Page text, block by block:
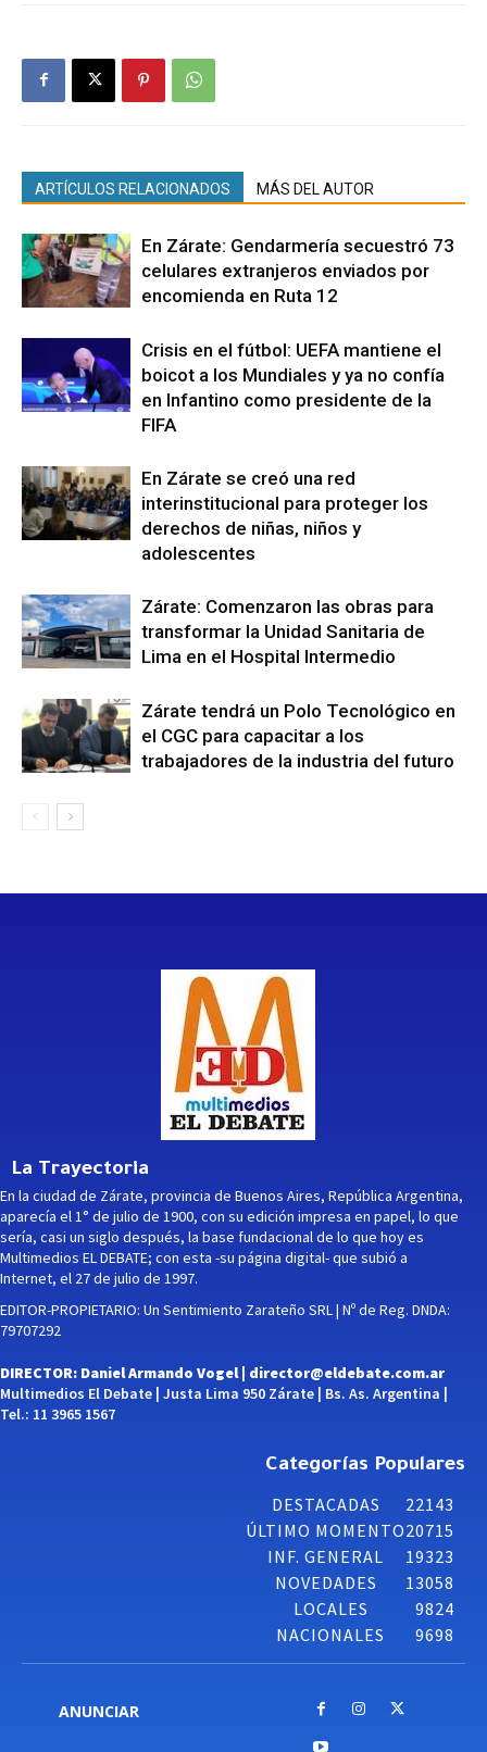
ARTÍCULOS RELACIONADOS MÁS DEL AUTOR
En Zárate: Gendarmería secuestró 73
celulares extranjeros enviados por
encomienda en Ruta 12
Crisis en el fútbol: UEFA mantiene el
boicot a los Mundiales y ya no confía
en Infantino como presidente de la
FIFA
En Zárate se creó una red
interinstitucional para proteger los
derechos de niñas, niños y
adolescentes
Zárate: Comenzaron las obras para
transformar la Unidad Sanitaria de
Lima en el Hospital Intermedio
Zárate tendrá un Polo Tecnológico en
el CGC para capacitar a los
trabajadores de la industria del futuro
La Trayectoria
En la ciudad de Zárate, provincia de Buenos Aires, República Argentina,
aparecía el 1° de julio de 1900, con su edición impresa en papel, lo que
sería, casi un siglo después, la base fundacional de lo que hoy es
Multimedios EL DEBATE; con esta -su página digital- que subió a
Internet, el 27 de julio de 1997.
EDITOR-PROPIETARIO: Un Sentimiento Zarateño SRL | Nº de Reg. DNDA:
79707292
DIRECTOR: Daniel Armando Vogel | director@eldebate.com.ar
Multimedios El Debate | Justa Lima 950 Zárate | Bs. As. Argentina |
Tel.: 11 3965 1567
Categorías Populares
DESTACADAS
22143
ÚLTIMO MOMENTO20715
INF. GENERAL
19323
NOVEDADES
13058
LOCALES
9824
NACIONALES
9698
ANUNCIAR